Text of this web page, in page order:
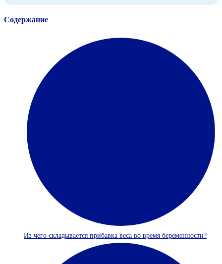
Содержание
Из чего складывается прибавка веса во время беременности?